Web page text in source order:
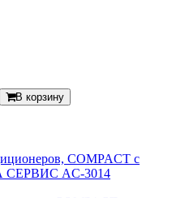
В корзину